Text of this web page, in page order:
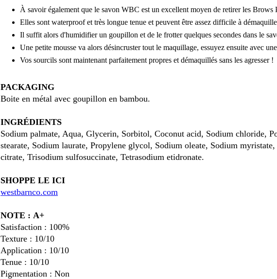
À savoir également que le savon WBC est un excellent moyen de retirer les Brows
Elles sont waterproof et très longue tenue et peuvent être assez difficile à
Il suffit alors d'humidifier un goupillon et de le frotter quelques secondes dans le
Une petite mousse va alors désincruster tout le maquillage, essuyez ensuite avec
Vos sourcils sont maintenant parfaitement propres et démaquillés sans les agresser !
PACKAGING
Boite en métal avec goupillon en bambou.
INGRÉDIENTS
Sodium palmate, Aqua, Glycerin, Sorbitol, Coconut acid, Sodium chloride,
stearate, Sodium laurate, Propylene glycol, Sodium oleate, Sodium
citrate, Trisodium sulfosuccinate, Tetrasodium etidronate.
SHOPPE LE ICI
westbarnco.com
NOTE : A+
Satisfaction : 100%
Texture : 10/10
Application : 10/10
Tenue : 10/10
Pigmentation : Non